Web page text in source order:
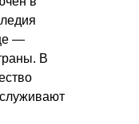
—
В